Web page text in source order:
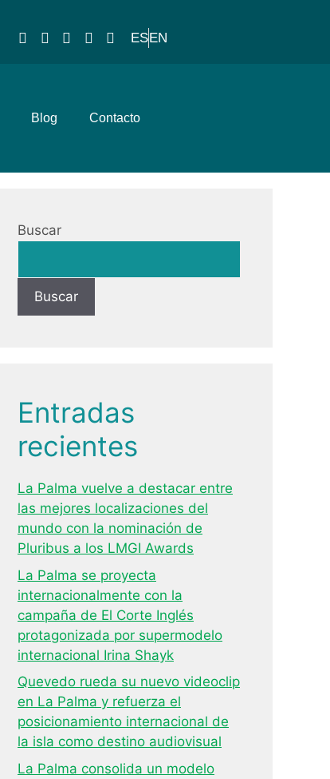
ESEN
Blog Contacto
Buscar
Buscar
Entradas
recientes
La Palma vuelve a destacar entre
las mejores localizaciones del
mundo con la nominación de
Pluribus a los LMGI Awards
La Palma se proyecta
internacionalmente con la
campaña de El Corte Inglés
protagonizada por supermodelo
internacional Irina Shayk
Quevedo rueda su nuevo videoclip
en La Palma y refuerza el
posicionamiento internacional de
la isla como destino audiovisual
La Palma consolida un modelo